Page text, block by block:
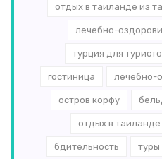
отдых в таиланде из
лечебно-
турция для
гостиница лечебно-
остров корфу
отдых в таиланде
бдительность туры